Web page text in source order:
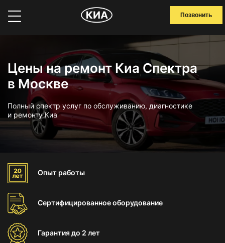
Позвонить
Цены на ремонт Киа Спектра
в Москве
Полный спектр услуг по обслуживанию, диагностике
и ремонту Киа
Опыт работы
Сертифицированноеоборудование
Гарантиядо 2 лет